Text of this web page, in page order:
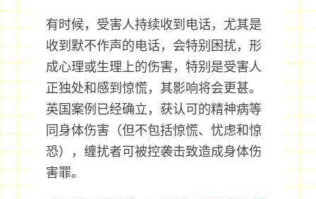
有时候，受害人持续收到电话，尤其是
收到默不作声的电话，会特别困扰，形
成心理或生理上的伤害，特别是受害人
正独处和感到惊慌，其影响将会更甚。
英国案例已经确立，获认可的精神病等
同身体伤害（但不包括惊慌、忧虑和惊
恐），缠扰者可被控袭击致造成身体伤
害罪。